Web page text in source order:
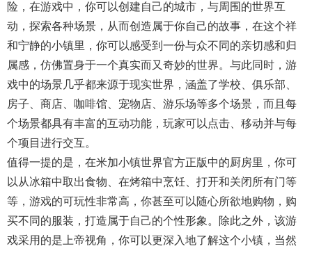
险，在游戏中，你可以创建自己的城市，与周围的世界互
动，探索各种场景，从而创造属于你自己的故事，在这个祥
和宁静的小镇里，你可以感受到一份与众不同的亲切感和归
属感，仿佛置身于一个真实而又奇妙的世界。与此同时，游
戏中的场景几乎都来源于现实世界，涵盖了学校、俱乐部、
房子、商店、咖啡馆、宠物店、游乐场等多个场景，而且每
个场景都具有丰富的互动功能，玩家可以点击、移动并与每
个项目进行交互。
值得一提的是，在米加小镇世界官方正版中的厨房里，你可
以从冰箱中取出食物、在烤箱中烹饪、打开和关闭所有门等
等，游戏的可玩性非常高，你甚至可以随心所欲地购物，购
买不同的服装，打造属于自己的个性形象。除此之外，该游
戏采用的是上帝视角，你可以更深入地了解这个小镇，当然